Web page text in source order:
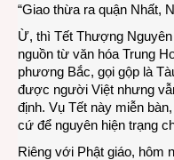
“Giao thừa ra quận Nhất,
Ừ, thì Tết Thượng
nguồn từ văn hóa Trung
phương Bắc, gọi gộp là
được người Việt nhưng
định. Vụ Tết này miễn
cứ để nguyên hiện trạng
Riêng với Phật giáo, hôm